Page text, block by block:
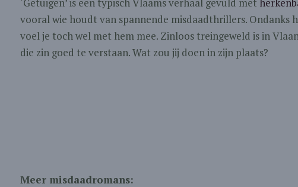
vooral wie houdt van spannende misdaadthrillers. Ondanks
voel je toch wel met hem mee. Zinloos treingeweld is in
die zin goed te verstaan. Wat zou jij doen in zijn plaats?
Meer misdaadromans: